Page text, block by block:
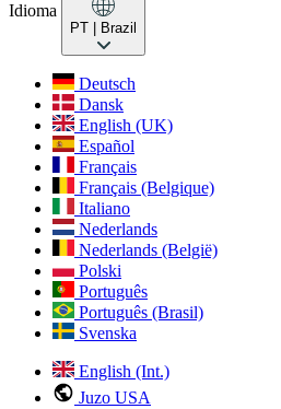
Idioma
PT | Brazil
Deutsch
Dansk
English (UK)
Español
Français
Français (Belgique)
Italiano
Nederlands
Nederlands (België)
Polski
Português
Português (Brasil)
Svenska
English (Int.)
Juzo USA